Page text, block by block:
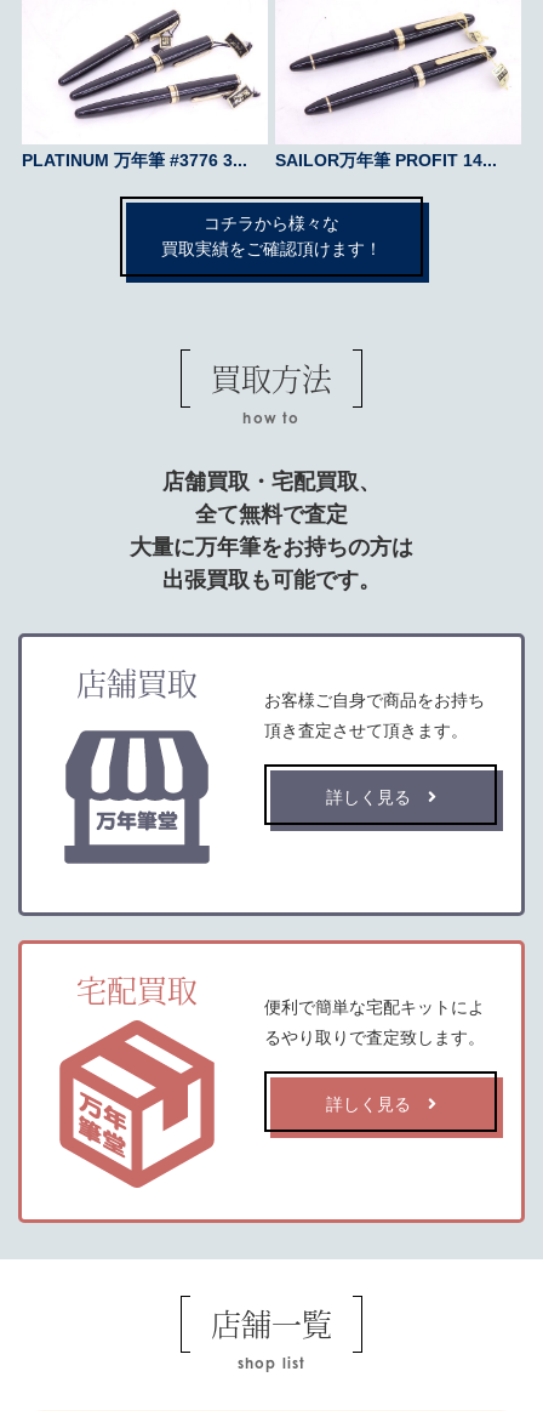
PLATINUM 万年筆 #3776 3... SAILOR万年筆 PROFIT 14...
コチラから様々な
買取実績をご確認頂けます！
買取方法
how to
店舗買取・宅配買取、
全て無料で査定
大量に万年筆をお持ちの方は
出張買取も可能です。
店舗買取
お客様ご自身で商品をお持ち
頂き査定させて頂きます。
詳しく見る
宅配買取
便利で簡単な宅配キットによ
るやり取りで査定致します。
詳しく見る
店舗一覧
shop list